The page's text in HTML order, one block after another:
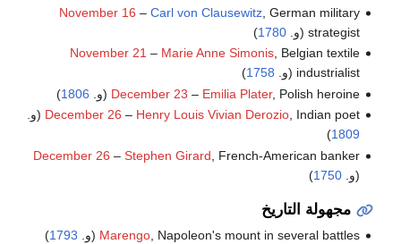
November 16 – Carl von Clausewitz, German military
strategist (و.
1780
)
November 21 – Marie Anne Simonis, Belgian textile
industrialist (و.
1758
)
December 23 – Emilia Plater, Polish heroine (و. 1806
)
December 26 – Henry Louis Vivian Derozio, Indian poet (و.
1809
)
December 26 – Stephen Girard , French-American banker
(و.1750
)
مجهولة التاريخ
Marengo, Napoleon's mount in several battles (و. 1793
)